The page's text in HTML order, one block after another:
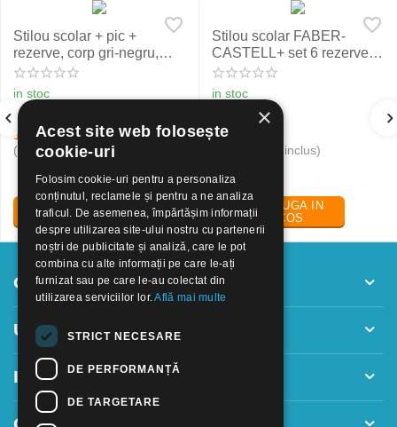
Stilou scolar + pic +
rezerve, corp gri-negru,
NXT Eberhard Faber
in stoc
19 30 Lei
(pret cu TVA inclus)
ADAUGA IN
COS
Stilou scolar FABER-
CASTELL+ set 6 rezerve,
rosu
in stoc
24
(pret cu TVA inclus)
ADAUGA IN
COS
Contul meu
Utile
Informatii
×
Acest site web folosește
cookie-uri
Folosim cookie-uri pentru a personaliza
conținutul, reclamele și pentru a ne analiza
traficul. De asemenea, împărtășim informații
despre utilizarea site-ului nostru cu partenerii
noștri de publicitate și analiză, care le pot
combina cu alte informații pe care le-ați
furnizat sau pe care le-au colectat din
utilizarea serviciilor lor.Află mai multe
STRICT NECESARE
DE PERFORMANȚĂ
DE TARGETARE